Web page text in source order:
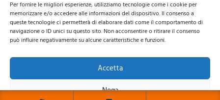
Per fornire le migliori esperienze, utilizziamo tecnologie come i cookie per
memorizzare e/o accedere alle informazioni del dispositivo. Il consenso a
queste tecnologie ci permetterà di elaborare dati come il comportamento di
navigazione o ID unici su questo sito. Non acconsentire o ritirare il consenso
può influire negativamente su alcune caratteristiche e funzioni.
Accetta
Nega
© 2026 Clima Group Impianti Srls P.IVA: 17771951005